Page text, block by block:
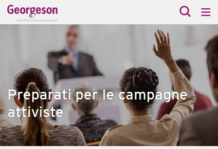
Preparati per le campagne
attiviste